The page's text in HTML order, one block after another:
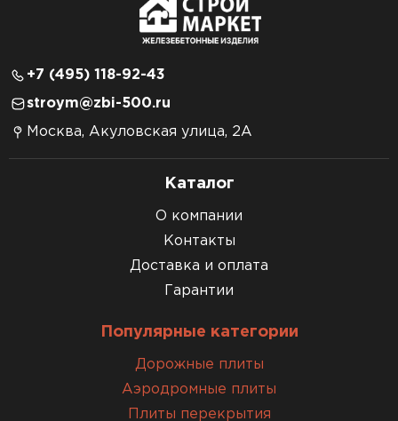
+7 (495) 118-92-43
stroym@zbi-500.ru
Москва, Акуловская улица, 2А
Каталог
О компании
Контакты
Доставка и оплата
Гарантии
Популярные категории
Дорожные плиты
Аэродромные плиты
Плиты перекрытия